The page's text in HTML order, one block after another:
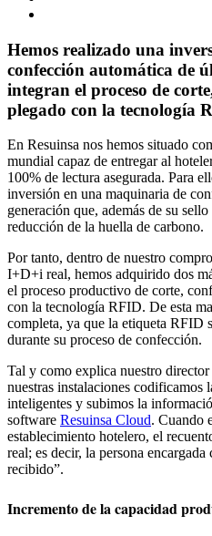
Hemos realizado una
confección automática de
integran el proceso de
plegado con la tecnología
En Resuinsa nos hemos situado
mundial capaz de entregar al
100% de lectura asegurada. Para
inversión en una maquinaria de
generación que, además de su
reducción de la huella de carbono.
Por tanto, dentro de nuestro
I+D+i real, hemos adquirido dos
el proceso productivo de corte,
con la tecnología RFID. De esta
completa, ya que la etiqueta RFID
durante su proceso de confección.
Tal y como explica nuestro
nuestras instalaciones codificamos
inteligentes y subimos la
software Resuinsa Cloud. Cuando
establecimiento hotelero, el
real; es decir, la persona
recibido”.
Incremento de la capacidad